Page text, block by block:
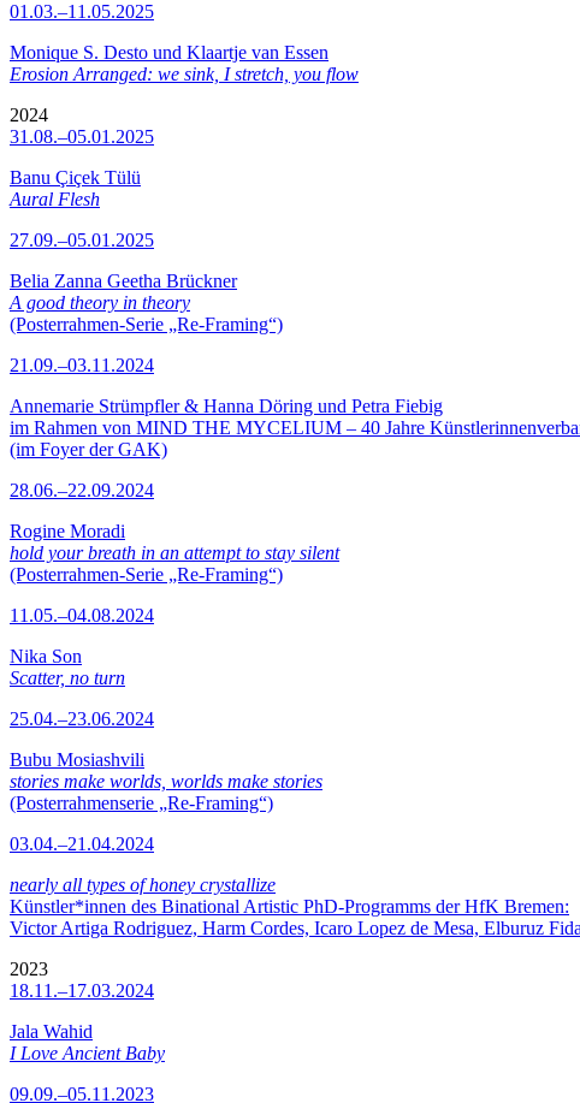
01.03.–11.05.2025
Monique S. Desto und Klaartje van Essen
Erosion Arranged: we sink, I stretch, you flow
2024
31.08.–05.01.2025
Banu Çiçek Tülü
Aural Flesh
27.09.–05.01.2025
Belia Zanna Geetha Brückner
A good theory in theory
(Posterrahmen-Serie „Re-Framing“)
21.09.–03.11.2024
Annemarie Strümpfler & Hanna Döring und Petra Fiebig
im Rahmen von MIND THE MYCELIUM – 40 Jahre
(im Foyer der GAK)
28.06.–22.09.2024
Rogine Moradi
hold your breath in an attempt to stay silent
(Posterrahmen-Serie „Re-Framing“)
11.05.–04.08.2024
Nika Son
Scatter, no turn
25.04.–23.06.2024
Bubu Mosiashvili
stories make worlds, worlds make stories
(Posterrahmenserie „Re-Framing“)
03.04.–21.04.2024
nearly all types of honey crystallize
Künstler*innen des Binational Artistic PhD-Programms der HfK Bremen:
Victor Artiga Rodriguez, Harm Cordes, Icaro Lopez de Mesa, Elburuz
2023
18.11.–17.03.2024
Jala Wahid
I Love Ancient Baby
09.09.–05.11.2023